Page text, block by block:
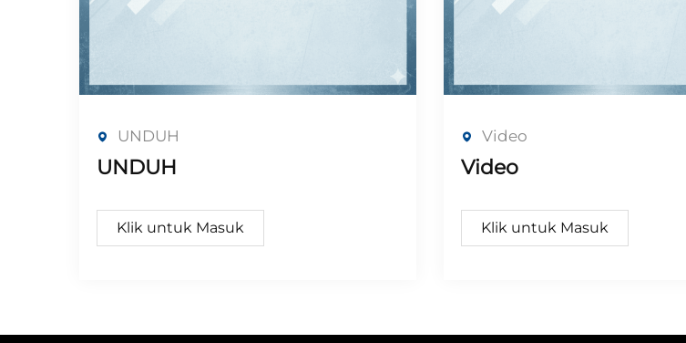
UNDUH
UNDUH
Klik untuk Masuk
Video
Video
Klik untuk Masuk